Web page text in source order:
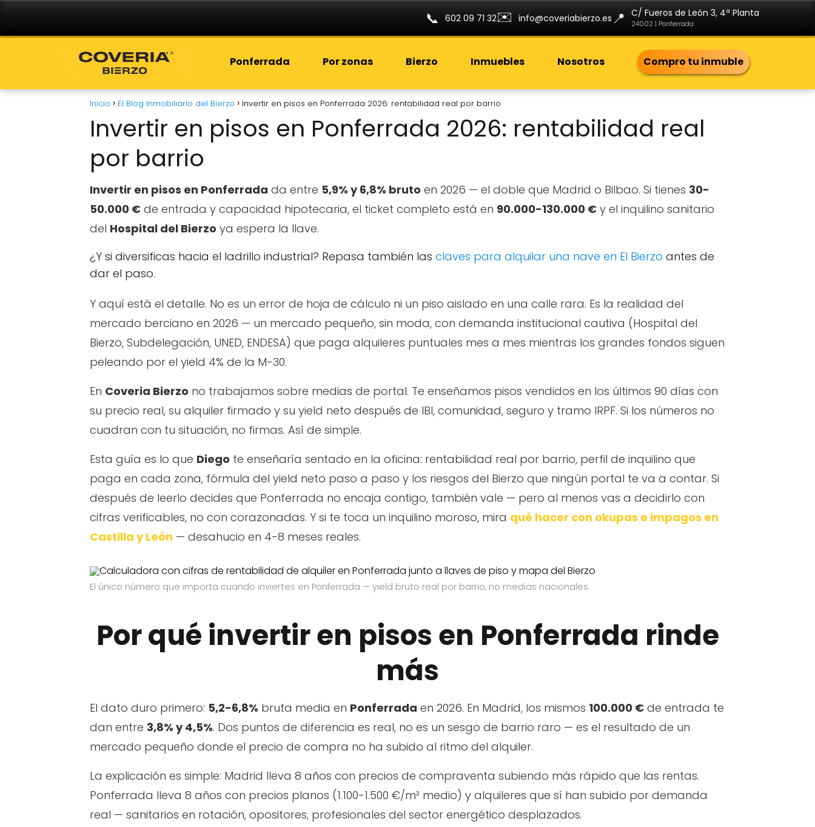
📞 602 09 71 32✉️ info@coveriabierzo.es 📍 C/ Fueros de León 3, 4ª Planta
24002 | Ponferrada
Ponferrada Por zonas Bierzo Inmuebles Nosotros Compro tu inmuble
Inicio El Blog Inmobiliario del Bierzo Invertir en pisos en Ponferrada 2026: rentabilidad real por barrio
Invertir en pisos en Ponferrada 2026: rentabilidad real
por barrio
Invertir en pisos en Ponferrada da entre 5,9% y 6,8% bruto en 2026 — el doble que Madrid o Bilbao. Si tienes 30-
50.000 € de entrada y capacidad hipotecaria, el ticket completo está en 90.000-130.000 € y el inquilino sanitario
del Hospital del Bierzo ya espera la llave.
¿Y si diversificas hacia el ladrillo industrial? Repasa también las claves para alquilar una nave en El Bierzo antes de
dar el paso.
Y aquí está el detalle. No es un error de hoja de cálculo ni un piso aislado en una calle rara. Es la realidad del
mercado berciano en 2026 — un mercado pequeño, sin moda, con demanda institucional cautiva (Hospital del
Bierzo, Subdelegación, UNED, ENDESA) que paga alquileres puntuales mes a mes mientras los grandes fondos siguen
peleando por el yield 4% de la M-30.
En Coveria Bierzo no trabajamos sobre medias de portal. Te enseñamos pisos vendidos en los últimos 90 días con
su precio real, su alquiler firmado y su yield neto después de IBI, comunidad, seguro y tramo IRPF. Si los números no
cuadran con tu situación, no firmas. Así de simple.
Esta guía es lo que Diego te enseñaría sentado en la oficina: rentabilidad real por barrio, perfil de inquilino que
paga en cada zona, fórmula del yield neto paso a paso y los riesgos del Bierzo que ningún portal te va a contar. Si
después de leerlo decides que Ponferrada no encaja contigo, también vale — pero al menos vas a decidirlo con
cifras verificables, no con corazonadas. Y si te toca un inquilino moroso, mira qué hacer con okupas e impagos en
Castilla y León — desahucio en 4-8 meses reales.
El único número que importa cuando inviertes en Ponferrada — yield bruto real por barrio, no medias nacionales.
Por qué invertir en pisos en Ponferrada rinde
más
El dato duro primero: 5,2-6,8% bruta media en Ponferrada en 2026. En Madrid, los mismos 100.000 € de entrada te
dan entre 3,8% y 4,5%. Dos puntos de diferencia es real, no es un sesgo de barrio raro — es el resultado de un
mercado pequeño donde el precio de compra no ha subido al ritmo del alquiler.
La explicación es simple: Madrid lleva 8 años con precios de compraventa subiendo más rápido que las rentas.
Ponferrada lleva 8 años con precios planos (1.100-1.500 €/m² medio) y alquileres que sí han subido por demanda
real — sanitarios en rotación, opositores, profesionales del sector energético desplazados.